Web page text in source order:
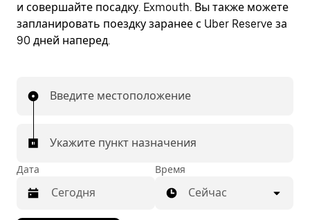
и совершайте посадку. Exmouth. Вы также можете
запланировать поездку заранее с Uber Reserve за
90 дней наперед.
Введите местоположение
Укажите пункт назначения
Дата Время
Сейчас